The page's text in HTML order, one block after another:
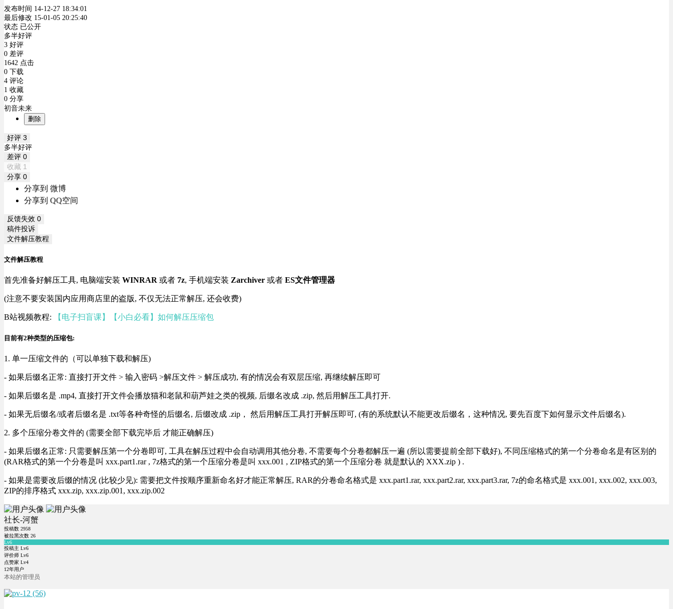
发布时间 14-12-27 18:34:01
最后修改 15-01-05 20:25:40
状态 已公开
多半好评
3 好评
0 差评
1642 点击
0 下载
4 评论
1 收藏
0 分享
初音未来
删除
好评 3
多半好评
差评 0
收藏 1
分享 0
分享到 微博
分享到 QQ空间
反馈失效 0
稿件投诉
文件解压教程
文件解压教程
首先准备好解压工具, 电脑端安装 WINRAR 或者 7z, 手机端安装 Zarchiver 或者 ES文件管理器
(注意不要安装国内应用商店里的盗版, 不仅无法正常解压, 还会收费)
B站视频教程: 【电子扫盲课】【小白必看】如何解压压缩包
目前有2种类型的压缩包:
1. 单一压缩文件的（可以单独下载和解压)
- 如果后缀名正常: 直接打开文件 > 输入密码 >解压文件 > 解压成功, 有的情况会有双层压缩, 再继续解压即可
- 如果后缀名是 .mp4, 直接打开文件会播放猫和老鼠和葫芦娃之类的视频, 后缀名改成 .zip, 然后用解压工具打开.
- 如果无后缀名/或者后缀名是 .txt等各种奇怪的后缀名, 后缀改成 .zip， 然后用解压工具打开解压即可, (有的系统默认不能更改后缀名，这种情况, 要先百度下如何显示文件后缀名).
2. 多个压缩分卷文件的 (需要全部下载完毕后 才能正确解压)
- 如果后缀名正常: 只需要解压第一个分卷即可, 工具在解压过程中会自动调用其他分卷, 不需要每个分卷都解压一遍 (所以需要提前全部下载好), 不同压缩格式的第一个分卷命名是有区别的
(RAR格式的第一个分卷是叫 xxx.part1.rar , 7z格式的第一个压缩分卷是叫 xxx.001 , ZIP格式的第一个压缩分卷 就是默认的 XXX.zip ) .
- 如果是需要改后缀的情况 (比较少见): 需要把文件按顺序重新命名好才能正常解压, RAR的分卷命名格式是 xxx.part1.rar, xxx.part2.rar, xxx.part3.rar, 7z的命名格式是 xxx.001, xxx.002, xxx.003,
ZIP的排序格式 xxx.zip, xxx.zip.001, xxx.zip.002
社长-河蟹
投稿数 2958
被拉黑次数 26
Lv6
投稿主 Lv6
评价师 Lv6
点赞家 Lv4
12年用户
本站的管理员